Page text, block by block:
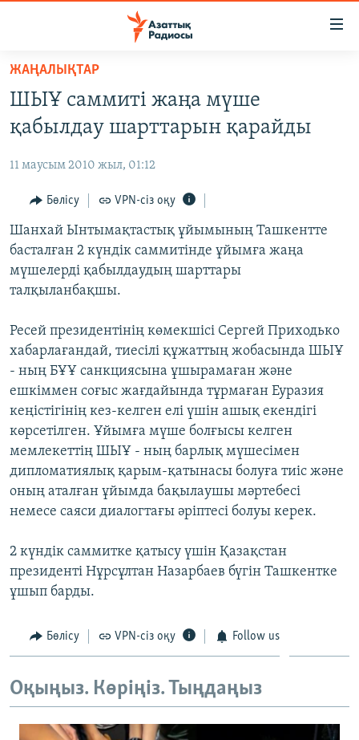
Skip
main
content
to
Navigation
Skip
to
Search
САЯСАТ
ҚАҢТАР ОҚИҒАСЫ
АДАМ ҚҰҚЫҚТАРЫ
ӘЛЕУМЕТ
ӘЛЕМ
АРНАЙЫ ЖОБАЛАР
Русский
ЖАЗЫЛЫҢЫЗ
Басқа тілдерде
ЖАҢАЛЫҚТАР
ШЫҰ саммиті жаңа мүше
қабылдау шарттарын қарайды
11 маусым 2010 жыл, 01:12
Бөлісу VPN-сіз оқу
Шанхай Ынтымақтастық ұйымының Ташкентте
басталған 2 күндік саммитінде ұйымға жаңа
мүшелерді қабылдаудың шарттары
талқыланбақшы.
Ресей президентінің көмекшісі Сергей Приходько
хабарлағандай, тиесілі құжаттың жобасында ШЫҰ
- ның БҰҰ санкциясына ұшырамаған және
ешкіммен соғыс жағдайында тұрмаған Еуразия
кеңістігінің кез-келген елі үшін ашық екендігі
көрсетілген. Ұйымға мүше болғысы келген
мемлекеттің ШЫҰ - ның барлық мүшесімен
дипломатиялық қарым-қатынасы болуға тиіс және
оның аталған ұйымда бақылаушы мәртебесі
немесе саяси диалогтағы әріптесі болуы керек.
2 күндік саммитке қатысу үшін Қазақстан
президенті Нұрсұлтан Назарбаев бүгін Ташкентке
ұшып барды.
Бөлісу VPN-сіз оқу Follow us
Оқыңыз. Көріңіз. Тыңдаңыз